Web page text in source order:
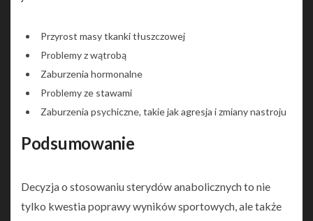
Przyrost masy tkanki tłuszczowej
Problemy z wątrobą
Zaburzenia hormonalne
Problemy ze stawami
Zaburzenia psychiczne, takie jak agresja i zmiany nastroju
Podsumowanie
Decyzja o stosowaniu sterydów anabolicznych to nie
tylko kwestia poprawy wyników sportowych, ale także